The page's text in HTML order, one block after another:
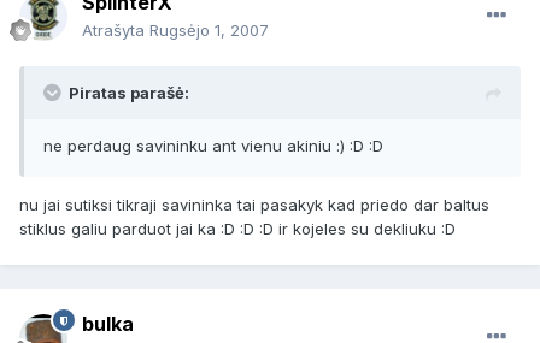
Atrašyta Rugsėjo 1, 2007
Piratas parašė:
ne perdaug savininku ant vienu akiniu :) :D :D
nu jai sutiksi tikraji savininka tai pasakyk kad priedo dar baltus
stiklus galiu parduot jai ka :D :D :D ir kojeles su dekliuku :D
bulka